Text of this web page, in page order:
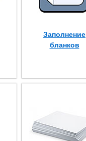
Заполнение
бланков